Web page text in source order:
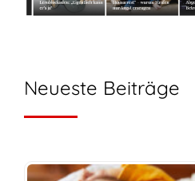
Neueste Beiträge